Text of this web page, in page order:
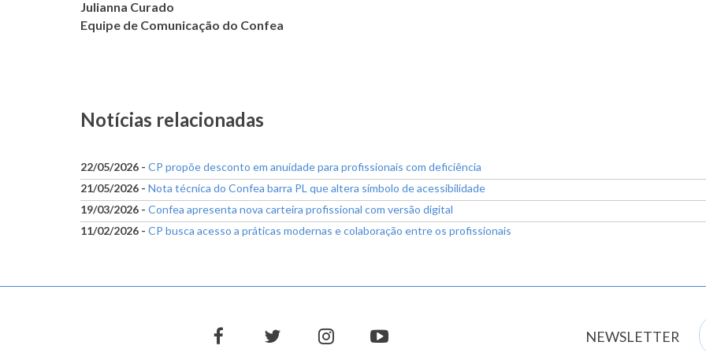
Julianna Curado
Equipe de Comunicação do Confea
Notícias relacionadas
22/05/2026 - CP propõe desconto em anuidade para profissionais com deficiência
21/05/2026 - Nota técnica do Confea barra PL que altera símbolo de acessibilidade
19/03/2026 - Confea apresenta nova carteira profissional com versão digital
11/02/2026 - CP busca acesso a práticas modernas e colaboração entre os profissionais
facebooktwitter instagramyoutube NEWSLETTER